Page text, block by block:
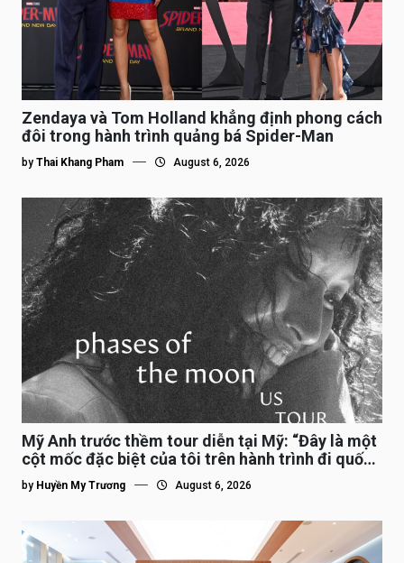
Zendaya và Tom Holland khẳng định phong cách
đôi trong hành trình quảng bá Spider-Man
by Thai Khang Pham August 6, 2026
Mỹ Anh trước thềm tour diễn tại Mỹ: “Đây là một
cột mốc đặc biệt của tôi trên hành trình đi quốc
tế”
by Huyền My Trương August 6, 2026